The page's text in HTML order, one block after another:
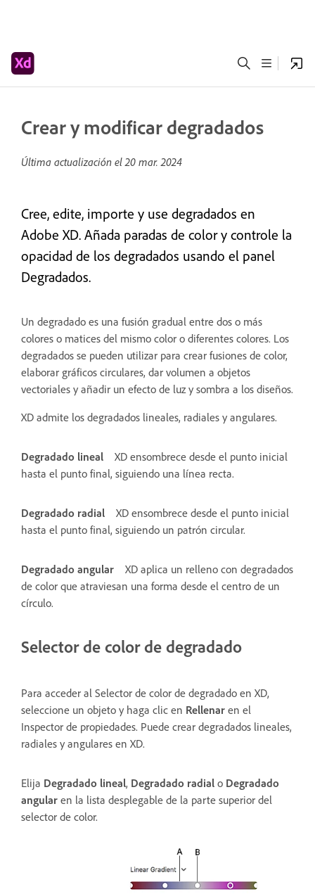
Crear y modificar degradados
Última actualización el20 mar. 2024
Cree, edite, importe y use degradados en
Adobe XD. Añada paradas de color y controle la
opacidad de los degradados usando el panel
Degradados.
Un degradado es una fusión gradual entre dos o más
colores o matices del mismo color o diferentes colores. Los
degradados se pueden utilizar para crear fusiones de color,
elaborar gráficos circulares, dar volumen a objetos
vectoriales y añadir un efecto de luz y sombra a los diseños.
XD admite los degradados lineales, radiales y angulares.
Degradado lineal
XD ensombrece desde el punto inicial
hasta el punto final, siguiendo una línea recta.
Degradado radial
XD ensombrece desde el punto inicial
hasta el punto final, siguiendo un patrón circular.
Degradado angular
XD aplica un relleno con degradados
de color que atraviesan una forma desde el centro de un
círculo.
Selector de color de degradado
Para acceder al Selector de color de degradado en XD,
seleccione un objeto y haga clic en Rellenar en el
Inspector de propiedades. Puede crear degradados lineales,
radiales y angulares en XD.
Elija Degradado lineal, Degradado radial o Degradado
angular en la lista desplegable de la parte superior del
selector de color.